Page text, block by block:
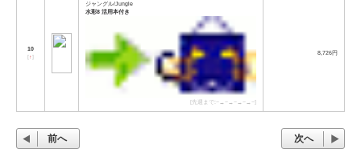
10
[↑]
ジャングル/Jungle
水彩8 活用本付き
[先週まで:−→−→−→−→−]
8,726円
前へ 次へ